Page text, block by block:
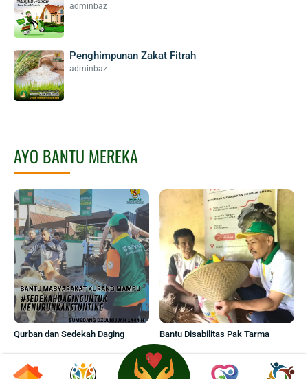
adminbaz
Penghimpunan Zakat Fitrah
adminbaz
AYO BANTU MEREKA
Qurban dan Sedekah Daging Bantu Disabilitas Pak Tarma